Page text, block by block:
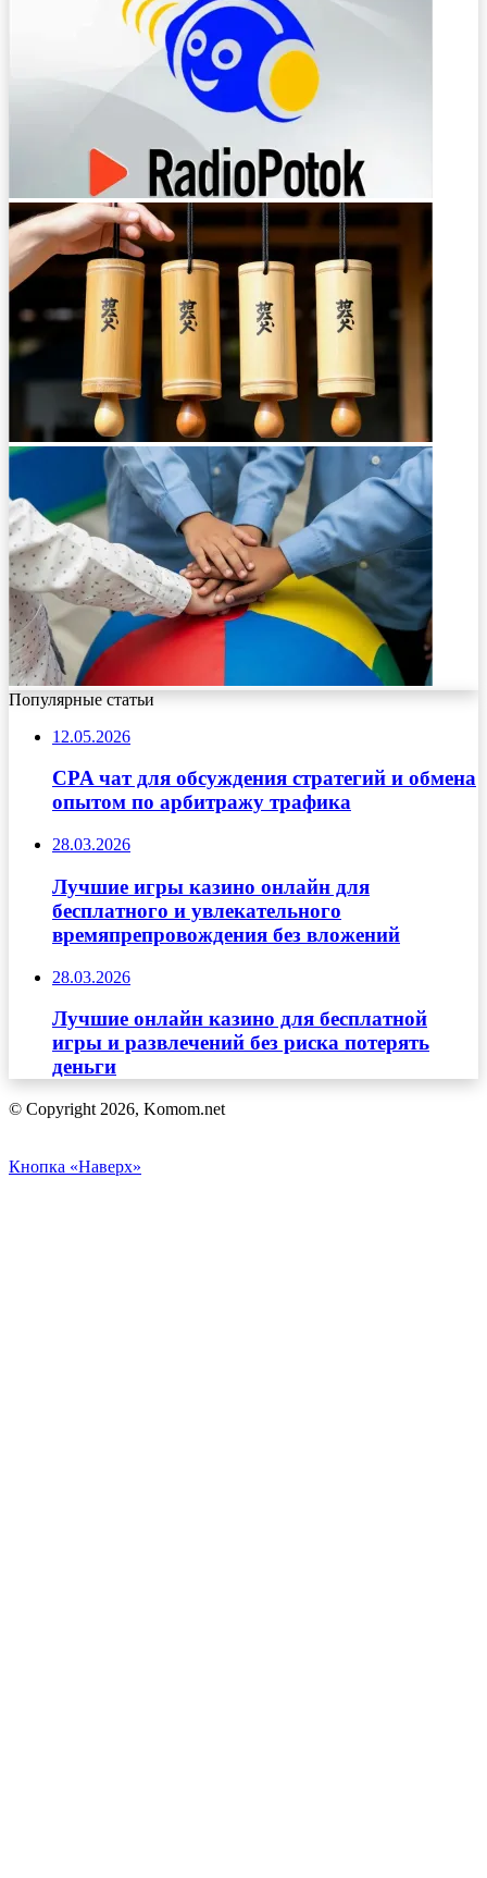
Популярные статьи
12.05.2026
CPA чат для обсуждения стратегий и обмена
опытом по арбитражу трафика
28.03.2026
Лучшие игры казино онлайн для
бесплатного и увлекательного
времяпрепровождения без вложений
28.03.2026
Лучшие онлайн казино для бесплатной
игры и развлечений без риска потерять
деньги
© Copyright 2026, Komom.net
Кнопка «Наверх»